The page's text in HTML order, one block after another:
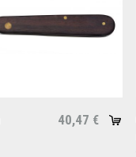
40,47 €